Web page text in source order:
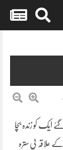
ایک کو زندہ بچا
کے علاقہ بی سترہ